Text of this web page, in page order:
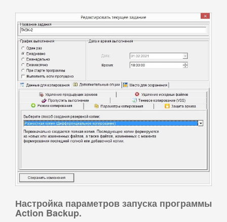
Настройка параметров запуска программы
Action Backup.